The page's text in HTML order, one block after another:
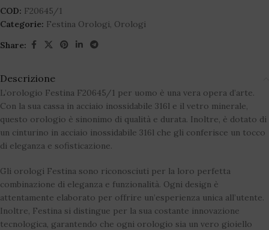
COD: F20645/1
Categorie: Festina Orologi, Orologi
Share:
Descrizione
L’orologio Festina F20645/1 per uomo è una vera opera d’arte.
Con la sua cassa in acciaio inossidabile 316l e il vetro minerale,
questo orologio è sinonimo di qualità e durata. Inoltre, è dotato di
un cinturino in acciaio inossidabile 316l che gli conferisce un tocco
di eleganza e sofisticazione.
Gli orologi Festina sono riconosciuti per la loro perfetta
combinazione di eleganza e funzionalità. Ogni design è
attentamente elaborato per offrire un’esperienza unica all’utente.
Inoltre, Festina si distingue per la sua costante innovazione
tecnologica, garantendo che ogni orologio sia un vero gioiello